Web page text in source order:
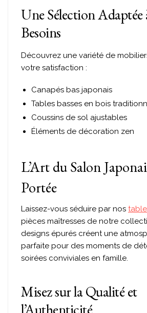
Une Sélection Adaptée
Besoins
Découvrez une variété de
votre satisfaction :
Canapés bas japonais
Tables basses en bois
Coussins de sol ajustables
Éléments de décoration zen
L’Art du Salon
Portée
Laissez-vous séduire par nos
pièces maîtresses de notre
designs épurés créent une
parfaite pour des moments de
soirées conviviales en famille.
Misez sur la Qualité et
l’Authenticité